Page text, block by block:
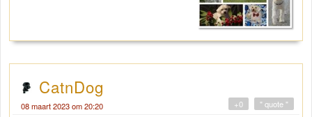
CatnDog
08 maart 2023 om 20:20 " quote "
+0